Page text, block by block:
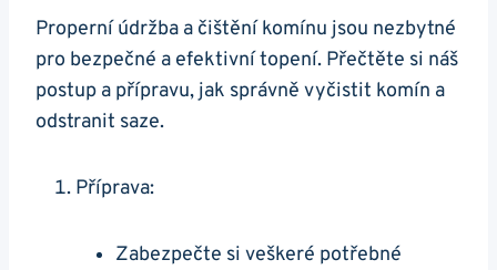
Properní údržba a čištění komínu jsou nezbytné
pro bezpečné a efektivní topení. Přečtěte si náš
postup a přípravu, jak správně vyčistit komín a
odstranit saze.
Příprava:
Zabezpečte si veškeré potřebné